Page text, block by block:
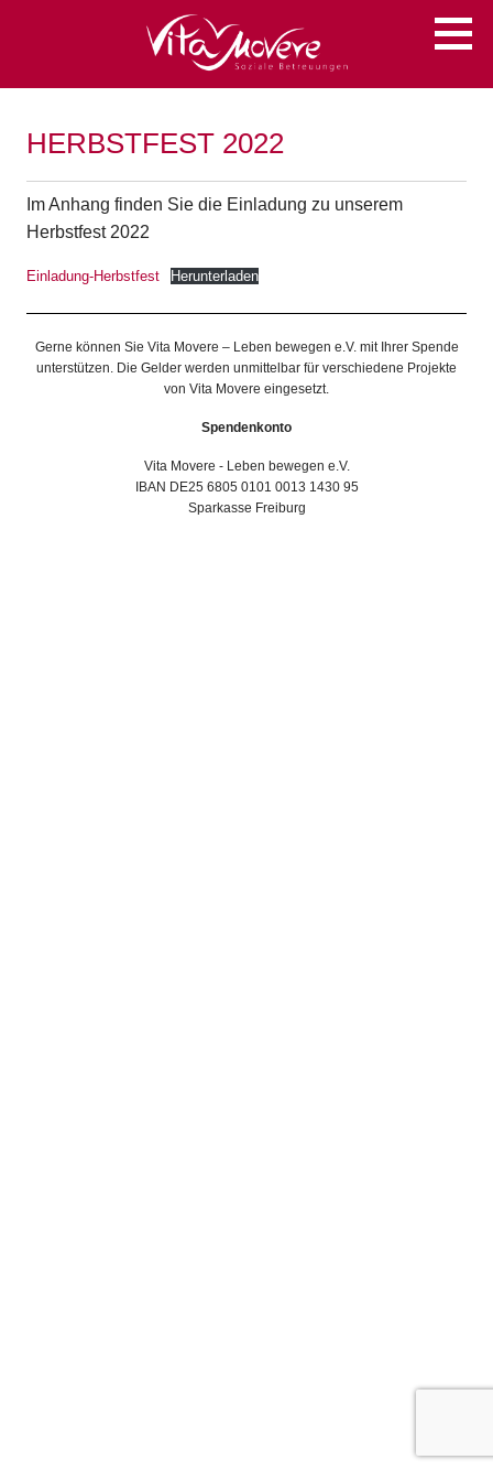
VITA MOVERE
HERBSTFEST 2022
Im Anhang finden Sie die Einladung zu unserem
Herbstfest 2022
Einladung-Herbstfest Herunterladen
Gerne können Sie Vita Movere – Leben bewegen e.V. mit Ihrer Spende
unterstützen. Die Gelder werden unmittelbar für verschiedene Projekte
von Vita Movere eingesetzt.
Spendenkonto
Vita Movere - Leben bewegen e.V.
IBAN DE25 6805 0101 0013 1430 95
Sparkasse Freiburg